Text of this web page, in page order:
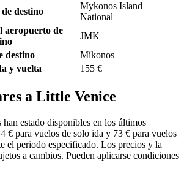
destino
Mykonos Island
National
aeropuerto de
JMK
destino
Míkonos
y vuelta
155 €
a Little Venice
estado disponibles en los últimos
€ para vuelos de solo ida y 73 € para vuelos
el periodo especificado. Los precios y la
a cambios. Pueden aplicarse condiciones